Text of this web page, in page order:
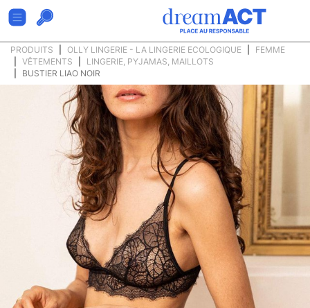
PRODUITS OLLY LINGERIE - LA LINGERIE ECOLOGIQUE
FEMME
VÊTEMENTS
LINGERIE, PYJAMAS, MAILLOTS
BUSTIER LIAO NOIR